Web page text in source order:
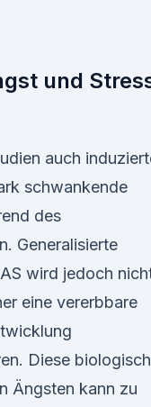
und
auch
schwankende
des
Generalisierte
wird jedoch
eine vererbbare
Diese
Ängsten kann zu